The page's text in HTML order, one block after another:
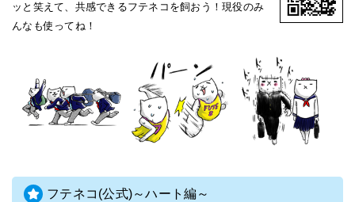
ッと笑えて、共感できるフテネコを飼おう！現役のみ
んなも使ってね！
フテネコ(公式)～ハート編～